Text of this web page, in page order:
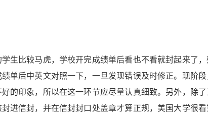
生比较马虎，学校开完成绩单后看也不看就封起来了
单后中英文对照一下，一旦发现错误及时修正。现阶段
的印象，所以在这一环节应尽量认真细致。另外，除了
进信封，并在信封封口处盖章才算正规，美国大学很看